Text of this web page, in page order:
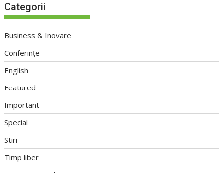
Categorii
Business & Inovare
Conferințe
English
Featured
Important
Special
Stiri
Timp liber